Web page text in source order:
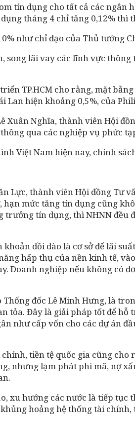
tín dụng cho tất cả các
tháng 4 chỉ tăng 0,12% thì
như chỉ đạo của Thủ tướng
song lãi vay các lĩnh vực
TP.HCM cho rằng, mặt
hiện khoảng 0,5%, của
Xuân Nghĩa, thành viên Hội
qua các nghiệp vụ phức
Việt Nam hiện nay, chính
Lực, thành viên Hội đồng
mức tăng tín dụng cũng
tín dụng, thì NHNN
dồi dào là cơ sở để lãi
hấp thụ của nền kinh tế,
Doanh nghiệp nếu không có
đốc Lê Minh Hưng, là
tỏa. Đây là giải pháp tốt để
như cấp vốn cho các dự án
tiền tệ quốc gia cũng
nhưng lạm phát phi mã, nợ
xu hướng các nước là tiếp
hoảng hệ thống tài